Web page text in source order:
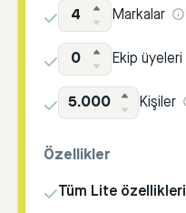
4 Markalar
0 Ekip üyeleri
5.000 Kişiler
Özellikler
Tüm Lite özellikleri